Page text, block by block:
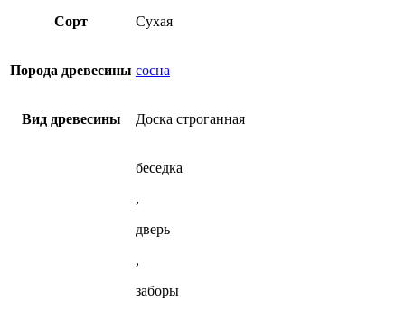
Опции
на
Сорт Сухая
Порода древесины сосна
Вид древесины Доска строганная
беседка
,
дверь
,
заборы